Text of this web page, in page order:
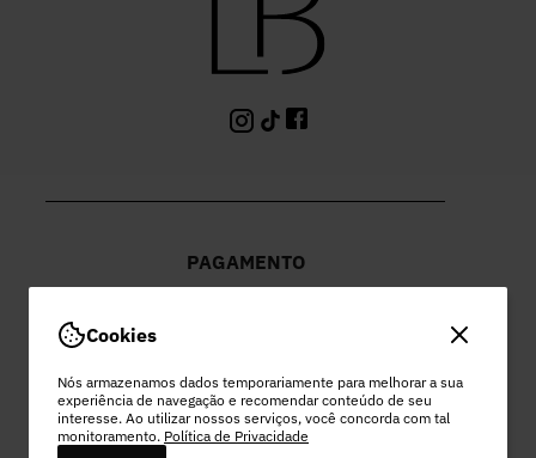
Cookies
Nós armazenamos dados temporariamente para melhorar a sua
experiência de navegação e recomendar conteúdo de seu
interesse. Ao utilizar nossos serviços, você concorda com tal
monitoramento. Política de Privacidade
PAGAMENTO
PEC COMERCIO DO VESTUARIO LTDA
48.978.532/0003-96 | EST MUNICIPAL VEREADOR LAMARTINE